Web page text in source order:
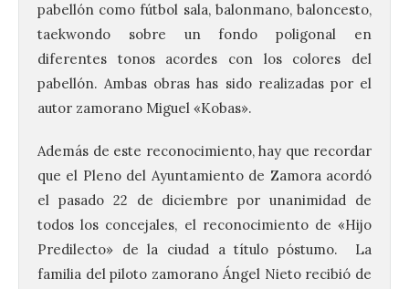
pabellón como fútbol sala, balonmano, baloncesto,
taekwondo sobre un fondo poligonal en
diferentes tonos acordes con los colores del
pabellón. Ambas obras has sido realizadas por el
autor zamorano Miguel «Kobas».
Además de este reconocimiento, hay que recordar
que el Pleno del Ayuntamiento de Zamora acordó
el pasado 22 de diciembre por unanimidad de
todos los concejales, el reconocimiento de «Hijo
Predilecto» de la ciudad a título póstumo. La
familia del piloto zamorano Ángel Nieto recibió de